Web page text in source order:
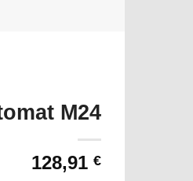
M24
128,91 €